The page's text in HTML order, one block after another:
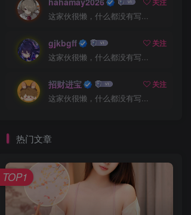
这家伙很懒，什么都没有写...
gjkbgff
关注
这家伙很懒，什么都没有写...
招财进宝
关注
这家伙很懒，什么都没有写...
热门文章
TOP1